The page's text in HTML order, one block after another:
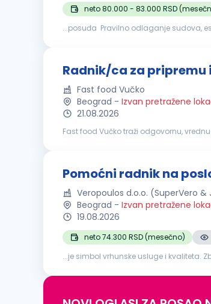
neto 80.000 - 83.000 RSD
...posuđa Pravilno odlaganje sudova,
Radnik/ca za pripremu
Fast food Vučko
Beograd - Izvan pretražene
21.08.2026
Fast food Vučko traži odgovornu, vrednu i pedantnu osobu za rad u našem
Pomoćni radnik na
Veropoulos d.o.o. (SuperVero &
Beograd - Izvan pretražene
19.08.2026
neto 74.300 RSD (mesečno)
...je simbol vrhunske usluge i